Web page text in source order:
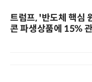
트럼프, '반도체 핵심
콘 파생상품에 15% 관